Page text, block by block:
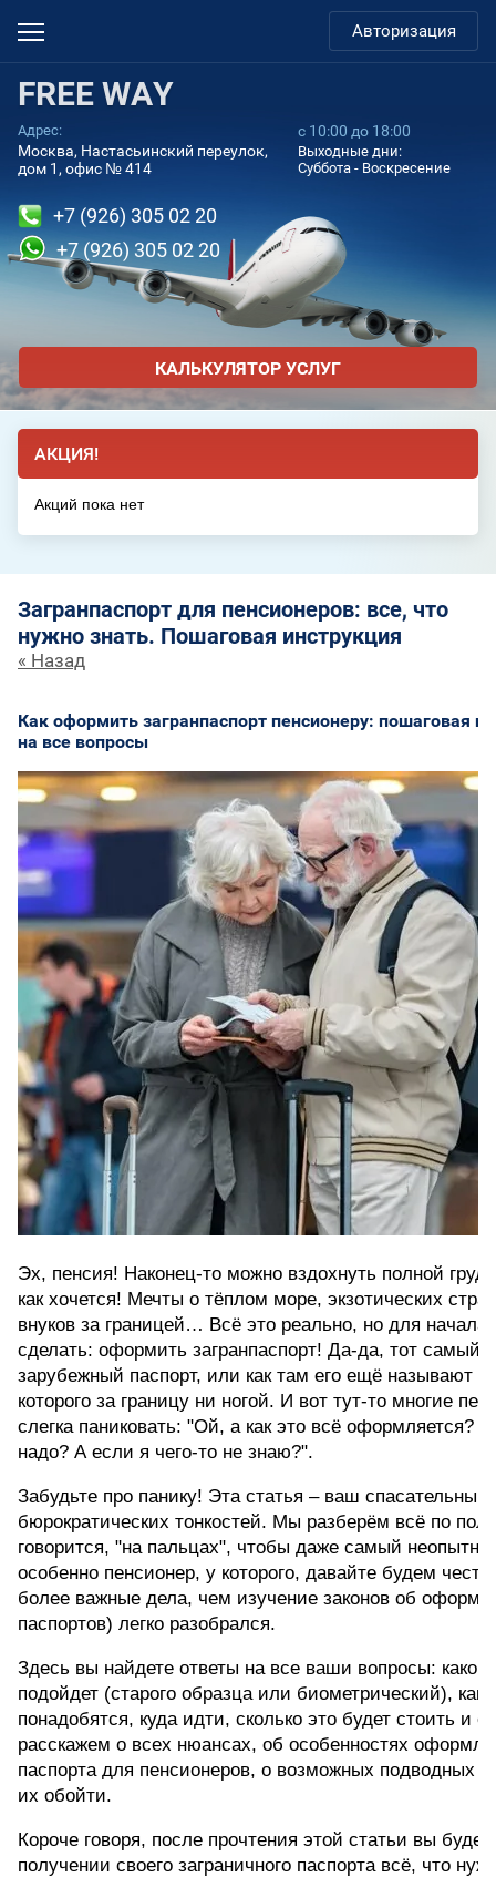
FREE WAY
Адрес:
Москва, Настасьинский переулок,
дом 1, офис № 414
с 10:00 до 18:00
Выходные дни:
Суббота - Воскресение
+7 (926) 305 02 20
+7 (926) 305 02 20
КАЛЬКУЛЯТОР УСЛУГ
АКЦИЯ!
Акций пока нет
Загранпаспорт для пенсионеров: все, что
нужно знать. Пошаговая инструкция
« Назад
Как оформить загранпаспорт пенсионеру: пошаговая
на все вопросы
Эх, пенсия! Наконец-то можно вздохнуть полной
как хочется! Мечты о тёплом море, экзотических
внуков за границей… Всё это реально, но для начала
сделать: оформить загранпаспорт! Да-да, тот самый
зарубежный паспорт, или как там его ещё называют –
которого за границу ни ногой. И вот тут-то многие
слегка паниковать: "Ой, а как это всё оформляется?
надо? А если я чего-то не знаю?".
Забудьте про панику! Эта статья – ваш спасательный
бюрократических тонкостей. Мы разберём всё по
говорится, "на пальцах", чтобы даже самый
особенно пенсионер, у которого, давайте будем
более важные дела, чем изучение законов об
паспортов) легко разобрался.
Здесь вы найдете ответы на все ваши вопросы: какой
подойдет (старого образца или биометрический),
понадобятся, куда идти, сколько это будет стоить и
расскажем о всех нюансах, об особенностях
паспорта для пенсионеров, о возможных подводных
их обойти.
Короче говоря, после прочтения этой статьи вы
получении своего заграничного паспорта всё, что
Авторизация